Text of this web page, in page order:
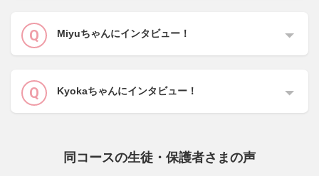
Miyuちゃんにインタビュー！
Kyokaちゃんにインタビュー！
同コースの生徒・保護者さまの声